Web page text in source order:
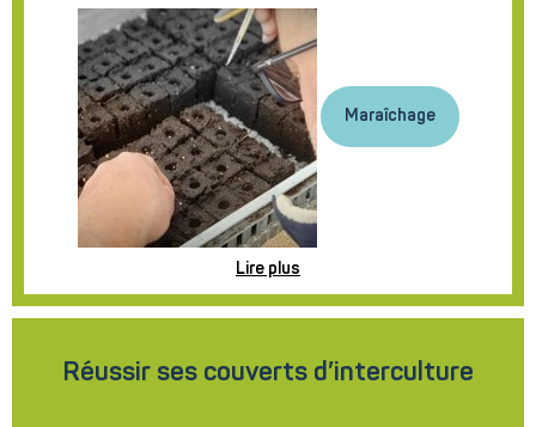
Maraîchage
Lire plus
Réussir ses couverts d’interculture